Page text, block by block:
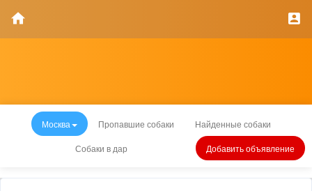
Москва Пропавшие собаки Найденные собаки
Собаки в дар Добавить объявление